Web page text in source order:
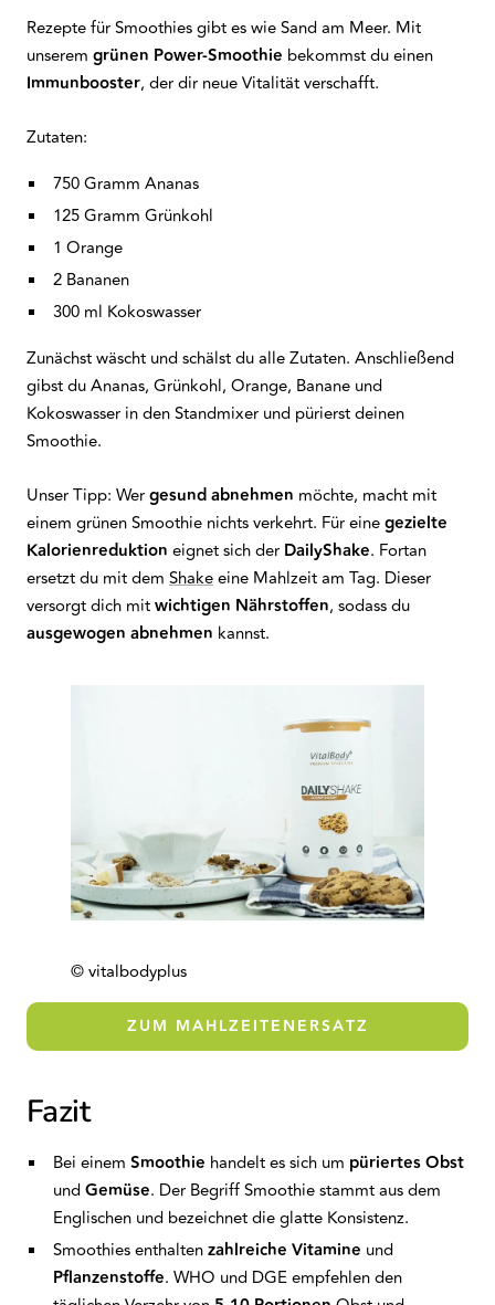
Rezepte für Smoothies gibt es wie Sand am Meer. Mit
unserem grünen Power-Smoothie bekommst du einen
Immunbooster, der dir neue Vitalität verschafft.
Zutaten:
750 Gramm Ananas
125 Gramm Grünkohl
1 Orange
2 Bananen
300 ml Kokoswasser
Zunächst wäscht und schälst du alle Zutaten. Anschließend
gibst du Ananas, Grünkohl, Orange, Banane und
Kokoswasser in den Standmixer und pürierst deinen
Smoothie.
Unser Tipp: Wergesund abnehmen möchte, macht mit
einem grünen Smoothie nichts verkehrt. Für einegezielte
Kalorienreduktion eignet sich der DailyShake. Fortan
ersetzt du mit dem Shakeeine Mahlzeit am Tag. Dieser
versorgt dich mitwichtigen Nährstoffen, sodass du
ausgewogen abnehmen kannst.
© vitalbodyplus
ZUM MAHLZEITENERSATZ
Fazit
Bei einem Smoothie handelt es sich um püriertes Obst
undGemüse. Der Begriff Smoothie stammt aus dem
Englischen und bezeichnet die glatte Konsistenz.
Smoothies enthaltenzahlreiche Vitamine und
Pflanzenstoffe. WHO und DGE empfehlen den